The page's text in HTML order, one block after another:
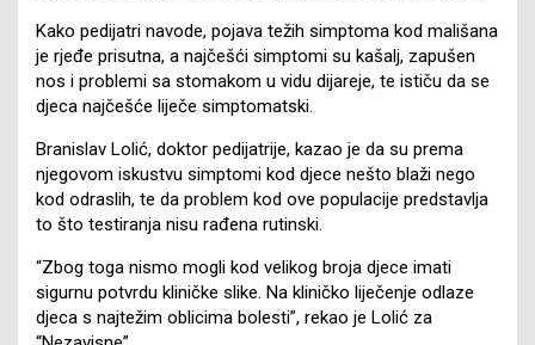
Kako pedijatri navode, pojava težih simptoma kod mališana
je rjeđe prisutna, a najčešći simptomi su kašalj, zapušen
nos i problemi sa stomakom u vidu dijareje, te ističu da se
djeca najčešće liječe simptomatski.
Branislav Lolić, doktor pedijatrije, kazao je da su prema
njegovom iskustvu simptomi kod djece nešto blaži nego
kod odraslih, te da problem kod ove populacije predstavlja
to što testiranja nisu rađena rutinski.
“Zbog toga nismo mogli kod velikog broja djece imati
sigurnu potvrdu kliničke slike. Na kliničko liječenje odlaze
djeca s najtežim oblicima bolesti”, rekao je Lolić za